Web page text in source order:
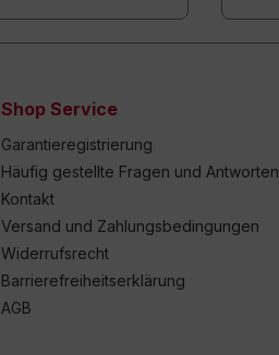
Shop Service
Garantieregistrierung
Häufig gestellte Fragen und Antworten
Kontakt
Versand und Zahlungsbedingungen
Widerrufsrecht
Barrierefreiheitserklärung
AGB